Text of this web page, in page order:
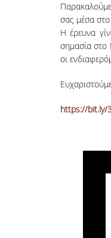
σας μέσα στο
Η έρευνα
σημασία στο
οι
https://bit.ly/